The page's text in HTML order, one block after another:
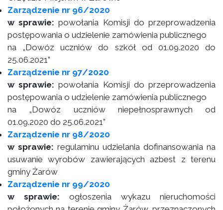
Zarządzenie nr 96/2020
w sprawie: powołania Komisji do przeprowadzenia
postępowania o udzielenie zamówienia publicznego
na „Dowóz uczniów do szkół od 01.09.2020 do
25.06.2021”
Zarządzenie nr 97/2020
w sprawie:powołania Komisji do przeprowadzenia
postępowania o udzielenie zamówienia publicznego
na „Dowóz uczniów niepełnosprawnych od
01.09.2020 do 25.06.2021”
Zarządzenie nr 98/2020
w sprawie: regulaminu udzielania dofinansowania na
usuwanie wyrobów zawierających azbest z terenu
gminy Żarów
Zarządzenie nr 99/2020
w sprawie: ogłoszenia wykazu nieruchomości